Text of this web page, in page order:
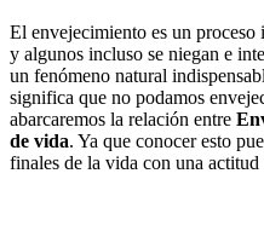
El envejecimiento es un proceso
y algunos incluso se niegan e
un fenómeno natural
significa que no podamos
abarcaremos la relación entre
de vida. Ya que conocer esto
finales de la vida con una actitud